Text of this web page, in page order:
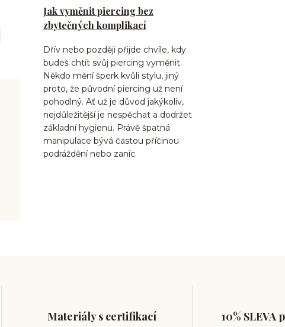
Jak vyměnit piercing bez
zbytečných komplikací
Dřív nebo později přijde chvíle, kdy
budeš chtít svůj piercing vyměnit.
Někdo mění šperk kvůli stylu, jiný
proto, že původní piercing už není
pohodlný. Ať už je důvod jakýkoliv,
nejdůležitější je nespěchat a dodržet
základní hygienu. Právě špatná
manipulace bývá častou příčinou
podráždění nebo zaníc
Materiály s certifikací 10%